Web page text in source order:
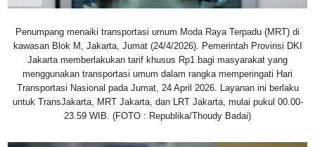
Penumpang menaiki transportasi umum Moda Raya Terpadu (MRT) di
kawasan Blok M, Jakarta, Jumat (24/4/2026). Pemerintah Provinsi DKI
Jakarta memberlakukan tarif khusus Rp1 bagi masyarakat yang
menggunakan transportasi umum dalam rangka memperingati Hari
Transportasi Nasional pada Jumat, 24 April 2026. Layanan ini berlaku
untuk TransJakarta, MRT Jakarta, dan LRT Jakarta, mulai pukul 00.00-
23.59 WIB. (FOTO : Republika/Thoudy Badai)